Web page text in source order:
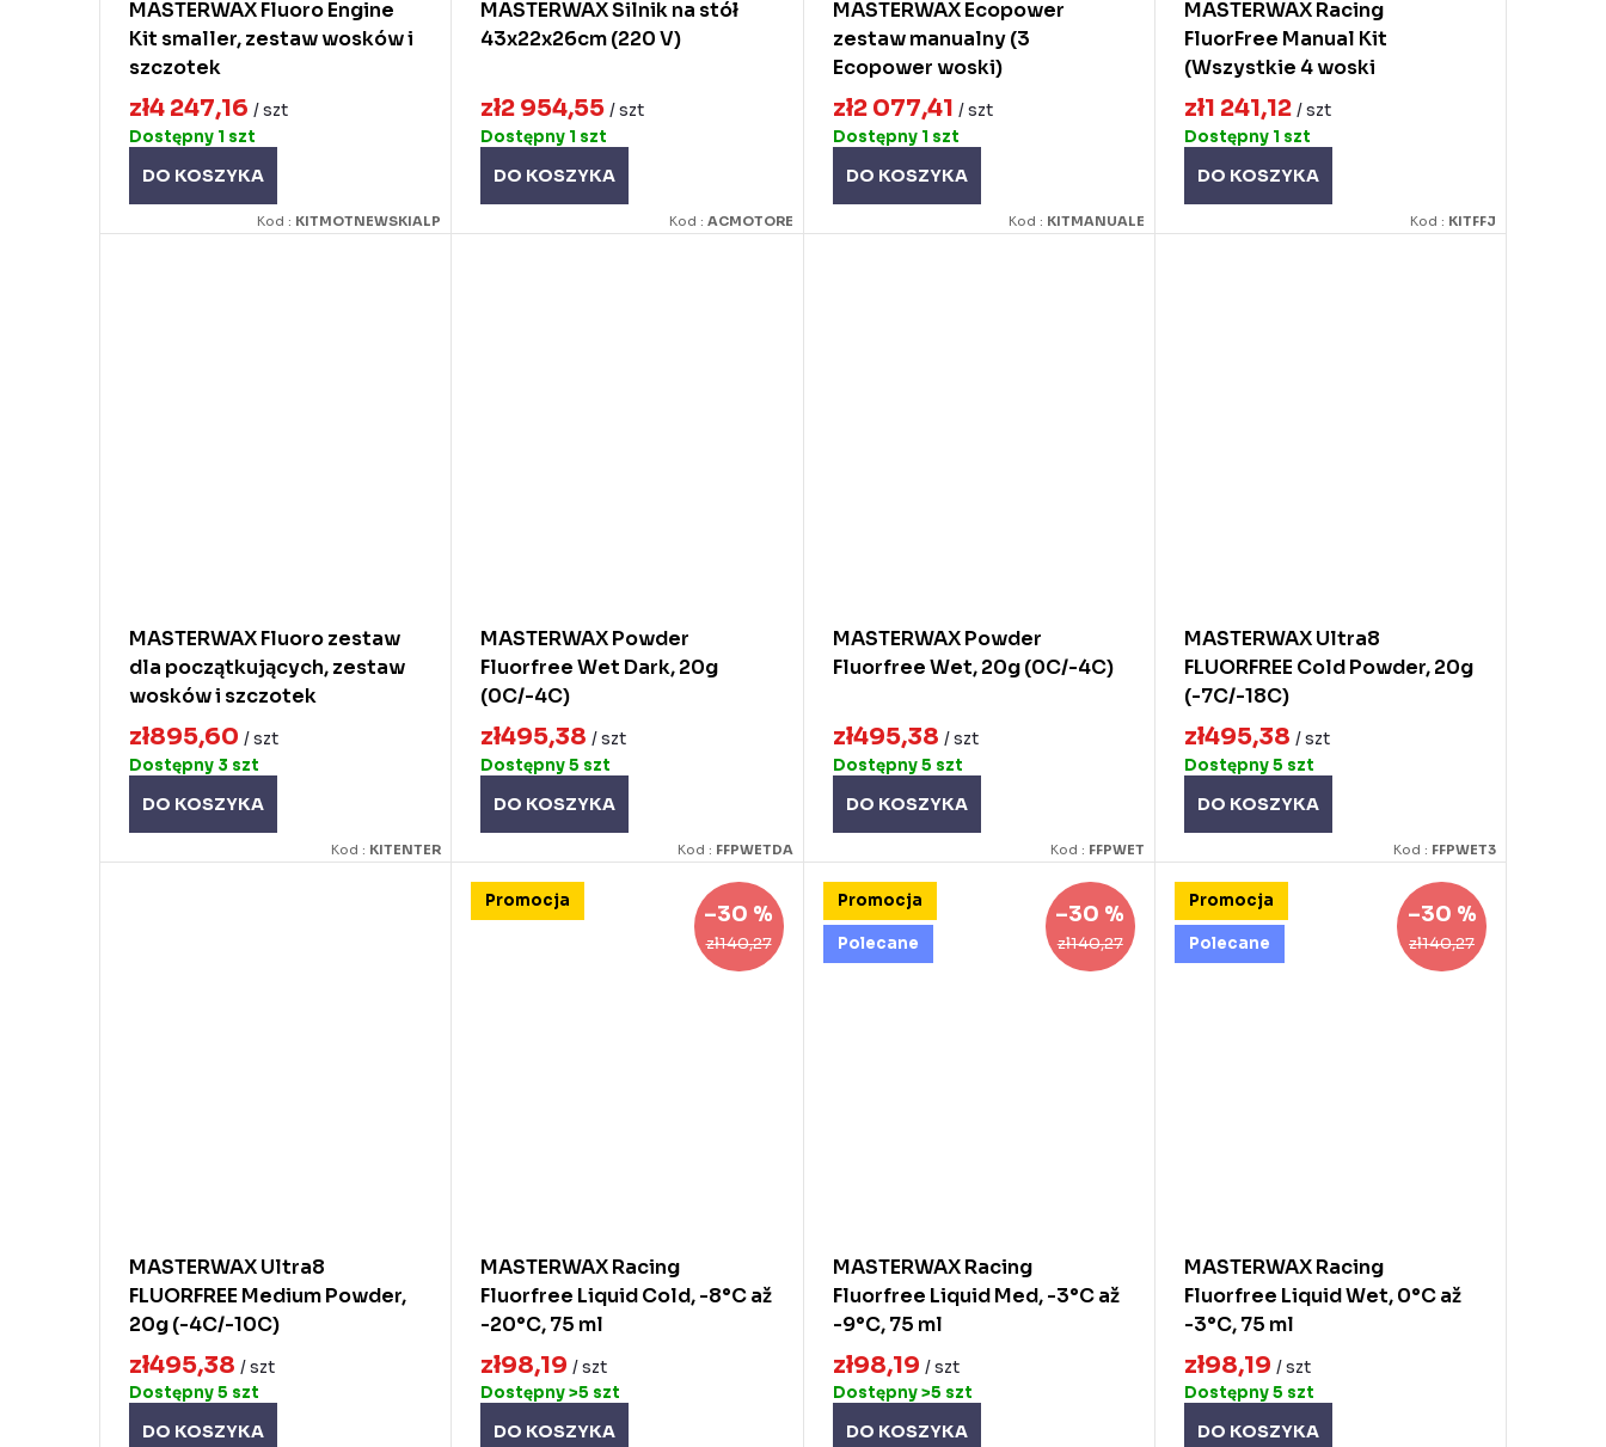
w
MASTERWAX Fluoro Engine
Kit smaller, zestaw wosków i
szczotek
zł4 247,16 / szt
Dostępny 1 szt
DO KOSZYKA
Kod : KITMOTNEWSKIALP
MASTERWAX Silnik na stół
43x22x26cm (220 V)
zł2 954,55/ szt
Dostępny 1 szt
DO KOSZYKA
Kod : ACMOTORE
MASTERWAX Ecopower
zestaw manualny (3
Ecopower woski)
zł2 077,41 / szt
Dostępny 1 szt
DO KOSZYKA
Kod : KITMANUALE
MASTERWAX Racing
FluorFree Manual Kit
(Wszystkie 4 woski
bezfluorowe)
zł1 241,12 / szt
Dostępny 1 szt
DO KOSZYKA
Kod : KITFFJ
MASTERWAX Fluoro zestaw
dla początkujących, zestaw
wosków i szczotek
zł895,60 / szt
Dostępny 3 szt
DO KOSZYKA
Kod : KITENTER
MASTERWAX Powder
Fluorfree Wet Dark, 20g
(0C/-4C)
zł495,38/ szt
Dostępny5 szt
DO KOSZYKA
Kod : FFPWETDA
MASTERWAX Powder
Fluorfree Wet, 20g (0C/-4C)
zł495,38 / szt
Dostępny5 szt
DO KOSZYKA
Kod : FFPWET
MASTERWAX Ultra8
FLUORFREE Cold Powder, 20g
(-7C/-18C)
zł495,38 / szt
Dostępny5 szt
DO KOSZYKA
Kod : FFPWET3
MASTERWAX Ultra8
FLUORFREE Medium Powder,
20g (-4C/-10C)
zł495,38 / szt
Dostępny5 szt
DO KOSZYKA
Promocja
zł140,27
–30 %
MASTERWAX Racing
Fluorfree Liquid Cold, -8°C až
-20°C, 75 ml
zł98,19/ szt
Dostępny>5 szt
DO KOSZYKA
Promocja
Polecane zł140,27
–30 %
MASTERWAX Racing
Fluorfree Liquid Med, -3°C až
-9°C, 75 ml
zł98,19 / szt
Dostępny>5 szt
DO KOSZYKA
Promocja
Polecane zł140,27
–30 %
MASTERWAX Racing
Fluorfree Liquid Wet, 0°C až
-3°C, 75 ml
zł98,19 / szt
Dostępny5 szt
DO KOSZYKA